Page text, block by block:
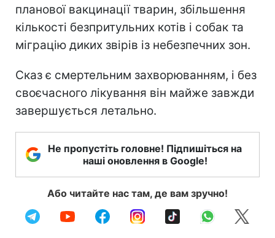
планової вакцинації тварин, збільшення
кількості безпритульних котів і собак та
міграцію диких звірів із небезпечних зон.
Сказ є смертельним захворюванням, і без
своєчасного лікування він майже завжди
завершується летально.
Не пропустіть головне! Підпишіться на
наші оновлення в Google!
Або читайте нас там, де вам зручно!